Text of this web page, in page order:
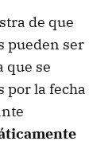
de que
pueden ser
que se
por la fecha